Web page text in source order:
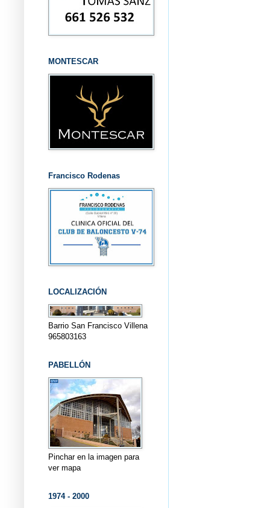
MONTESCAR
Francisco Rodenas
LOCALIZACIÓN
Barrio San Francisco Villena
965803163
PABELLÓN
Pinchar en la imagen para
ver mapa
1974 - 2000